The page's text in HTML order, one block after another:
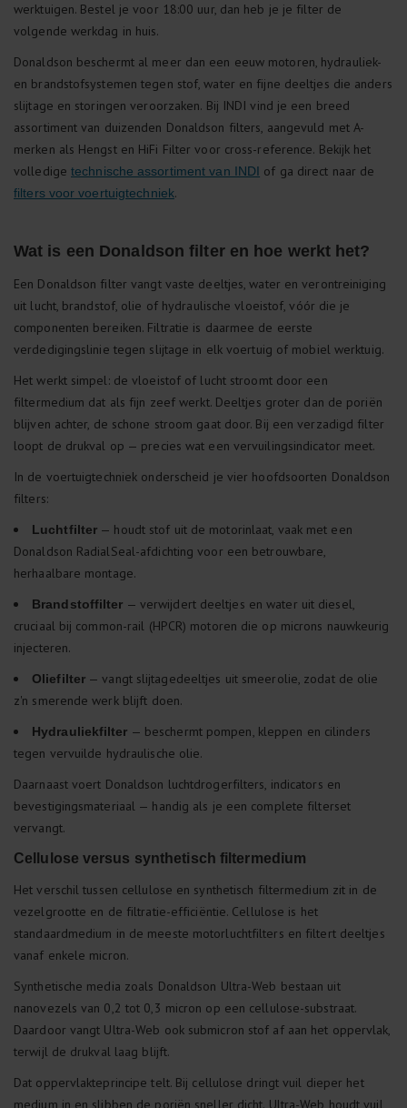
werktuigen. Bestel je voor 18:00 uur, dan heb je je filter de
volgende werkdag in huis.
Donaldson beschermt al meer dan een eeuw motoren, hydrauliek-
en brandstofsystemen tegen stof, water en fijne deeltjes die anders
slijtage en storingen veroorzaken. Bij INDI vind je een breed
assortiment van duizenden Donaldson filters, aangevuld met A-
merken als Hengst en HiFi Filter voor cross-reference. Bekijk het
volledige technische assortiment van INDI of ga direct naar de
filters voor voertuigtechniek.
Wat is een Donaldson filter en hoe werkt het?
Een Donaldson filter vangt vaste deeltjes, water en verontreiniging
uit lucht, brandstof, olie of hydraulische vloeistof, vóór die je
componenten bereiken. Filtratie is daarmee de eerste
verdedigingslinie tegen slijtage in elk voertuig of mobiel werktuig.
Het werkt simpel: de vloeistof of lucht stroomt door een
filtermedium dat als fijn zeef werkt. Deeltjes groter dan de poriën
blijven achter, de schone stroom gaat door. Bij een verzadigd filter
loopt de drukval op — precies wat een vervuilingsindicator meet.
In de voertuigtechniek onderscheid je vier hoofdsoorten Donaldson
filters:
Luchtfilter — houdt stof uit de motorinlaat, vaak met een
Donaldson RadialSeal-afdichting voor een betrouwbare,
herhaalbare montage.
Brandstoffilter — verwijdert deeltjes en water uit diesel,
cruciaal bij common-rail (HPCR) motoren die op microns nauwkeurig
injecteren.
Oliefilter — vangt slijtagedeeltjes uit smeerolie, zodat de olie
z'n smerende werk blijft doen.
Hydrauliekfilter — beschermt pompen, kleppen en cilinders
tegen vervuilde hydraulische olie.
Daarnaast voert Donaldson luchtdrogerfilters, indicators en
bevestigingsmateriaal — handig als je een complete filterset
vervangt.
Cellulose versus synthetisch filtermedium
Het verschil tussen cellulose en synthetisch filtermedium zit in de
vezelgrootte en de filtratie-efficiëntie. Cellulose is het
standaardmedium in de meeste motorluchtfilters en filtert deeltjes
vanaf enkele micron.
Synthetische media zoals Donaldson Ultra-Web bestaan uit
nanovezels van 0,2 tot 0,3 micron op een cellulose-substraat.
Daardoor vangt Ultra-Web ook submicron stof af aan het oppervlak,
terwijl de drukval laag blijft.
Dat oppervlakteprincipe telt. Bij cellulose dringt vuil dieper het
medium in en slibben de poriën sneller dicht. Ultra-Web houdt vuil